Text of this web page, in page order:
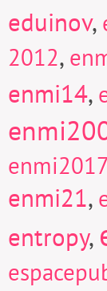
eduinov,
2012,
enmi14,
enmi2017
enmi21,
entropy,